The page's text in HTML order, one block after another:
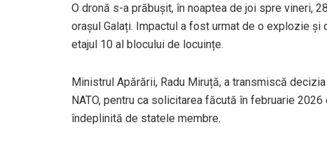
O dronă s-a prăbușit, în noaptea de joi spre vineri,
orașul Galați. Impactul a fost urmat de o explozie și
etajul 10 al blocului de locuințe.
Ministrul Apărării, Radu Miruță, a transmiscă
NATO, pentru ca solicitarea făcută în februarie
îndeplinită de statele membre.